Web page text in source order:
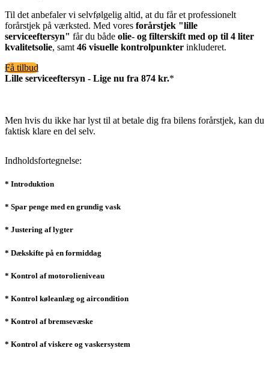
Til det anbefaler vi selvfølgelig altid, at du får et professionelt
forårstjek på værksted. Med vores forårstjek "lille
serviceeftersyn" får du både olie- og filterskift med op til 4 liter
kvalitetsolie, samt 46 visuelle kontrolpunkter inkluderet.
Få tilbud
Lille serviceeftersyn - Lige nu fra 874 kr.*
Men hvis du ikke har lyst til at betale dig fra bilens forårstjek, kan du
faktisk klare en del selv.
Indholdsfortegnelse:
* Introduktion
* Spar penge med en grundig vask
* Justering af lygter
* Dækskifte på en formiddag
* Kontrol af motorolieniveau
* Kontrol køleanlæg og aircondition
* Kontrol af bremsevæske
* Kontrol af viskere og vaskersystem